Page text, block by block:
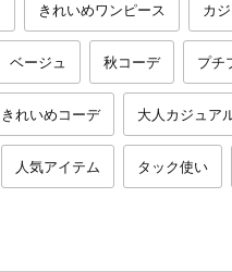
きれいめワンピース カ
ベージュ 秋コーデ プチ
きれいめコーデ 大人カジュア
人気アイテム タック使い